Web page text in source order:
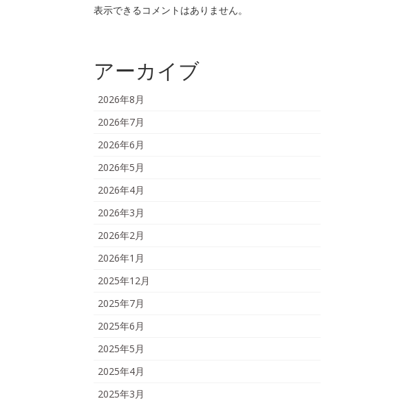
表示できるコメントはありません。
アーカイブ
2026年8月
2026年7月
2026年6月
2026年5月
2026年4月
2026年3月
2026年2月
2026年1月
2025年12月
2025年7月
2025年6月
2025年5月
2025年4月
2025年3月